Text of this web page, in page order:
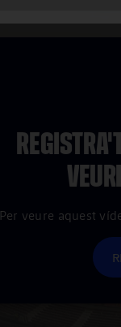
Per veure aquest